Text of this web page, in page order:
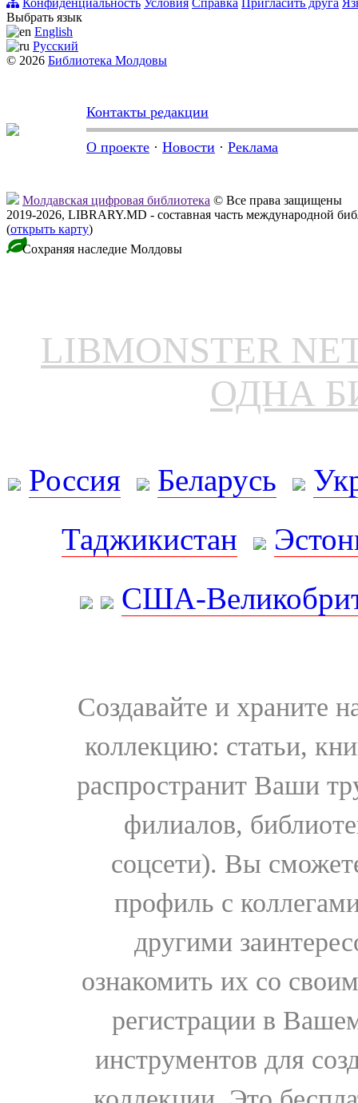
Конфиденциальность Условия Справка Пригласить друга
Выбрать язык
English
Русский
© 2026 Библиотека Молдовы
Контакты редакции
О проекте · Новости · Реклама
Молдавская цифровая библиотека © Все права защищены
2019-2026, LIBRARY.MD - составная часть международной
(открыть карту)
Сохраняя наследие Молдовы
LIBMONSTER
ОДНА
Россия Беларусь
Таджикистан
США-
Создавайте и храните
коллекцию: статьи,
распространит Ваши
филиалов,
соцсети). Вы
профиль с
другими
ознакомить их со
регистрации в
инструментов для